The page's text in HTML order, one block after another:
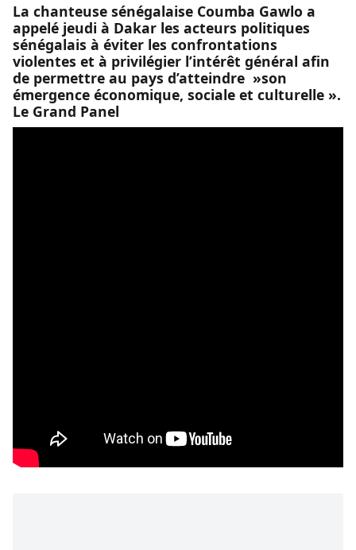
La chanteuse sénégalaise Coumba Gawlo a
appelé jeudi à Dakar les acteurs politiques
sénégalais à éviter les confrontations
violentes et à privilégier l’intérêt général afin
de permettre au pays d’atteindre »son
émergence économique, sociale et culturelle ».
Le Grand Panel